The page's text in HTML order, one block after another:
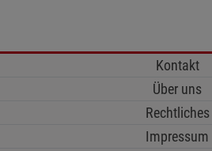
Kontakt
Über uns
Rechtliches
Impressum